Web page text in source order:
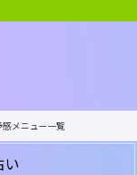
メニュー一覧
い